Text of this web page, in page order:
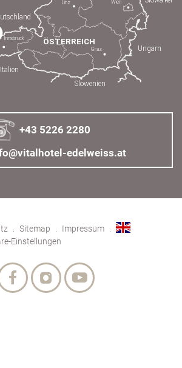
+43 5226 2280
edelweiss.at
Sitemap
Impressum
Einstellungen